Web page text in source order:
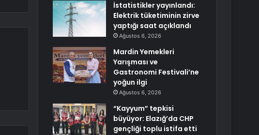
İstatistikler yayınlandı:
Elektrik tüketiminin zirve
yaptığı saat açıklandı
Ağustos 6, 2026
Mardin Yemekleri
Yarışması ve
Gastronomi Festivali’ne
yoğun ilgi
Ağustos 6, 2026
“Kayyum” tepkisi
büyüyor: Elazığ’da CHP
gençliği toplu istifa etti